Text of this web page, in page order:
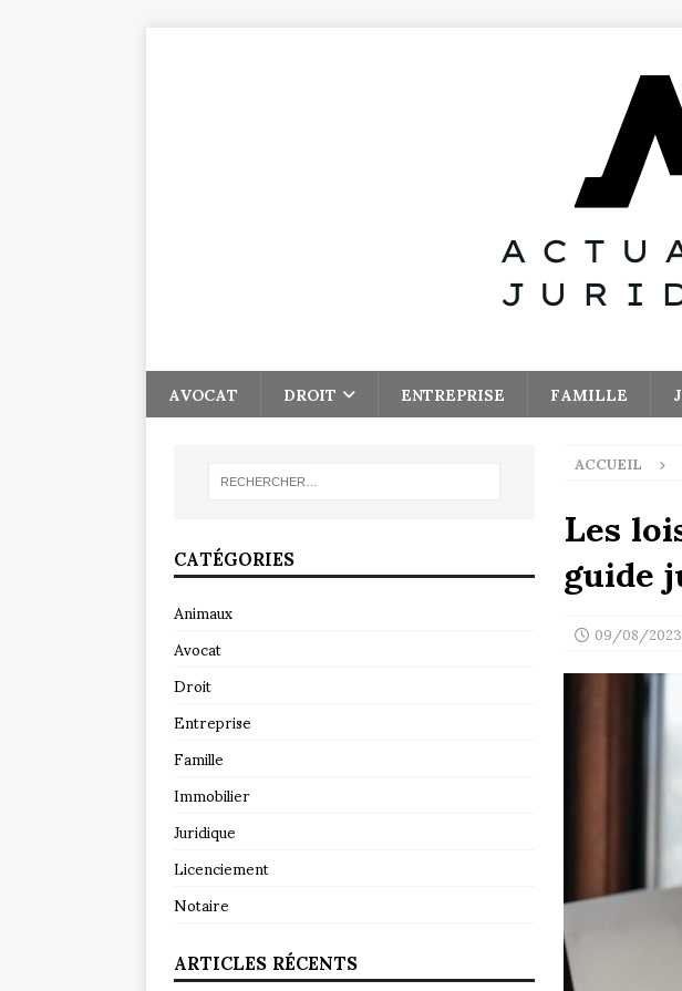
AVOCAT DROIT ENTREPRISE FAMILLE
ACCUEIL
Les
guide
09/08/2023
CATÉGORIES
Animaux
Avocat
Droit
Entreprise
Famille
Immobilier
Juridique
Licenciement
Notaire
ARTICLES RÉCENTS